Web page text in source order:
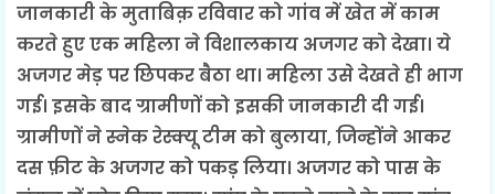
जानकारी के मुताबिक़ रविवार को गांव में खेत में काम
करते हुए एक महिला ने विशालकाय अजगर को देखा। ये
अजगर मेड़ पर छिपकर बैठा था। महिला उसे देखते ही भाग
गई। इसके बाद ग्रामीणों को इसकी जानकारी दी गई।
ग्रामीणों ने स्नेक रेस्क्यू टीम को बुलाया, जिन्होंने आकर
दस फ़ीट के अजगर को पकड़ लिया। अजगर को पास के